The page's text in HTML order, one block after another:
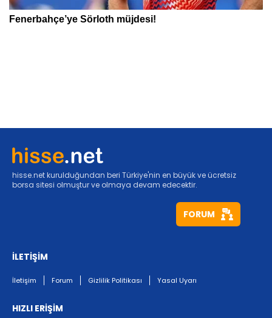
hisse.net kurulduğundan beri Türkiye'nin en büyük ve ücretsiz
borsa sitesi olmuştur ve olmaya devam edecektir.
FORUM
İLETİŞİM
İletişim Forum Gizlilik Politikası Yasal Uyarı
HIZLI ERİŞİM